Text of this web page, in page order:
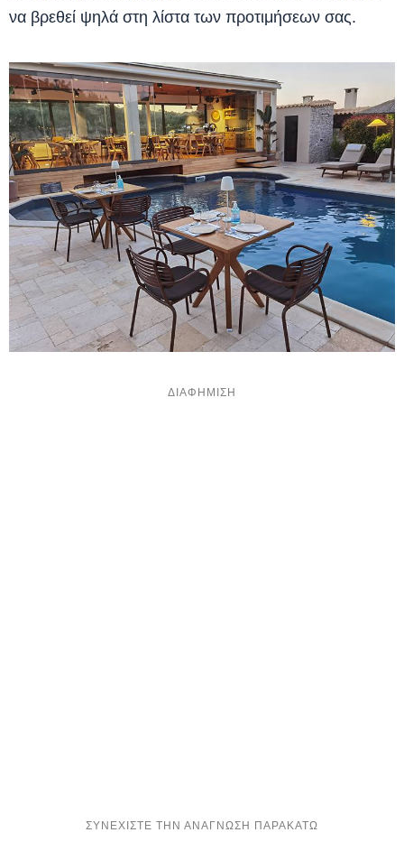
να βρεθεί ψηλά στη λίστα των προτιμήσεων σας.